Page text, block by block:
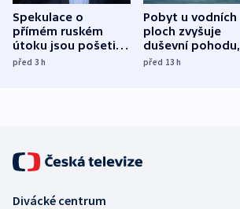
Spekulace o
přímém ruském
útoku jsou pošetilé,
míní estonský
před 3h
Pobyt u vodních
ploch zvyšuje
duševní pohodu,
ukázala
před 13h
Divácké centrum